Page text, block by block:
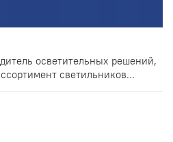
осветительных решений,
светильников...